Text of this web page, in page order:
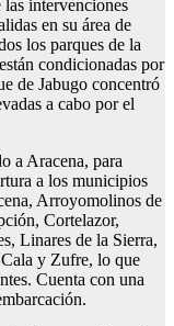
intervenciones
en su área de
los parques de la
condicionadas por
de Jabugo concentró
a cabo por el
a Aracena, para
a los municipios
Arroyomolinos de
Cortelazor,
Linares de la Sierra,
y Zufre, lo que
Cuenta con una